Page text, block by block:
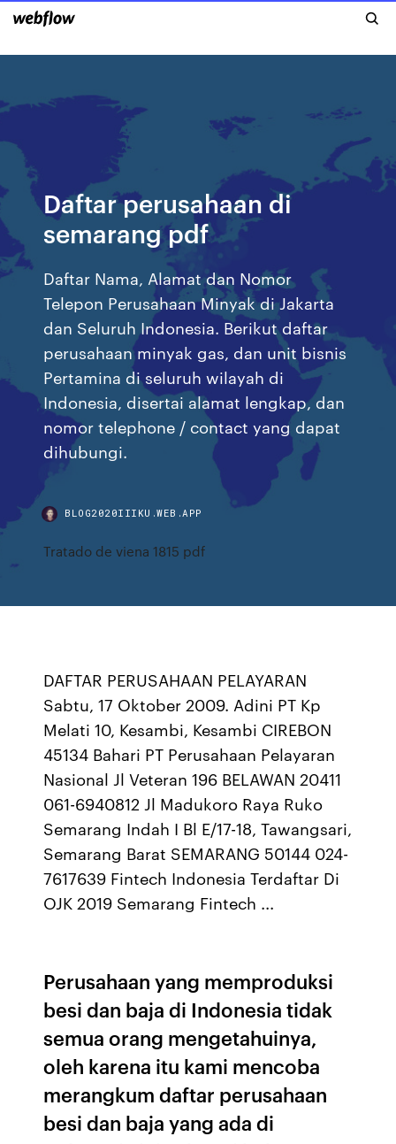
Daftar perusahaan di
semarang pdf
Daftar Nama, Alamat dan Nomor
Telepon Perusahaan Minyak di Jakarta
dan Seluruh Indonesia. Berikut daftar
perusahaan minyak gas, dan unit bisnis
Pertamina di seluruh wilayah di
Indonesia, disertai alamat lengkap, dan
nomor telephone / contact yang dapat
dihubungi.
BLOG2020IIIKU.WEB.APP
Tratado de viena 1815 pdf
DAFTAR PERUSAHAAN PELAYARAN
Sabtu, 17 Oktober 2009. Adini PT Kp
Melati 10, Kesambi, Kesambi CIREBON
45134 Bahari PT Perusahaan Pelayaran
Nasional Jl Veteran 196 BELAWAN 20411
061-6940812 Jl Madukoro Raya Ruko
Semarang Indah I Bl E/17-18, Tawangsari,
Semarang Barat SEMARANG 50144 024-
7617639 Fintech Indonesia Terdaftar Di
OJK 2019 Semarang Fintech ...
Perusahaan yang memproduksi
besi dan baja di Indonesia tidak
semua orang mengetahuinya,
oleh karena itu kami mencoba
merangkum daftar perusahaan
besi dan baja yang ada di